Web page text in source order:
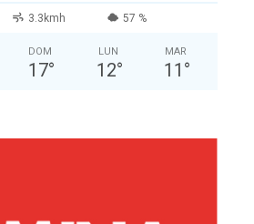
3.3kmh 57 %
DOM
17°
LUN
12°
MAR
11 °